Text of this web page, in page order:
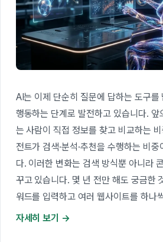
AI는 이제 단순히 질문에 답하는 도구를
행동하는 단계로 발전하고 있습니다. 앞
는 사람이 직접 정보를 찾고 비교하는
전트가 검색·분석·추천을 수행하는 비
다. 이러한 변화는 검색 방식뿐 아니라
꾸고 있습니다. 몇 년 전만 해도 궁금한
워드를 입력하고 여러 웹사이트를 하나
자세히 보기